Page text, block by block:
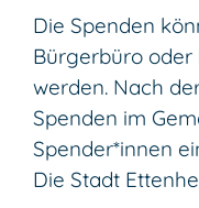
Die Spenden
Bürgerbüro oder
werden. Nach
Spenden im
Spender*innen
Die Stadt